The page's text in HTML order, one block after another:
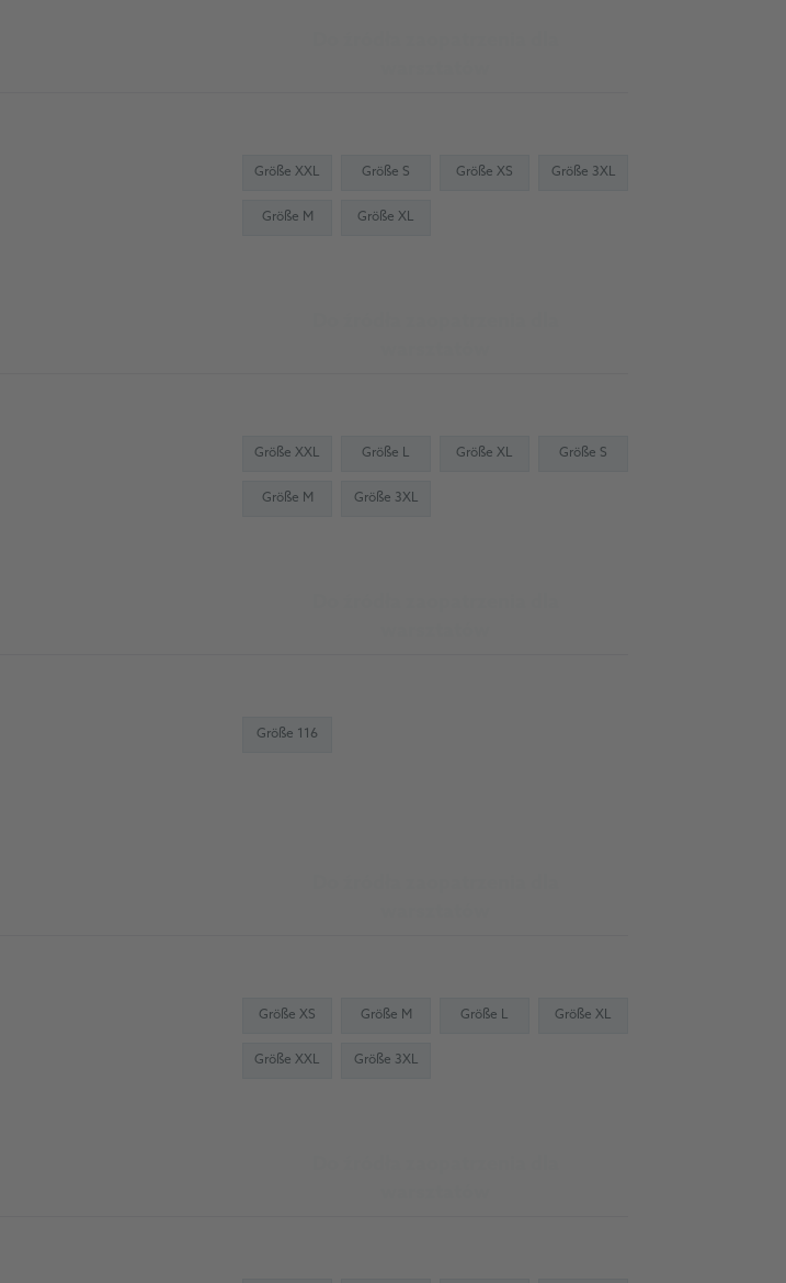
Größe XXL Größe S Größe XS Größe 3XL
Größe M Größe XL
Größe XXL Größe L Größe XL Größe S
Größe M Größe 3XL
Größe 116
Größe XS Größe M Größe L Größe XL
Größe XXL Größe 3XL